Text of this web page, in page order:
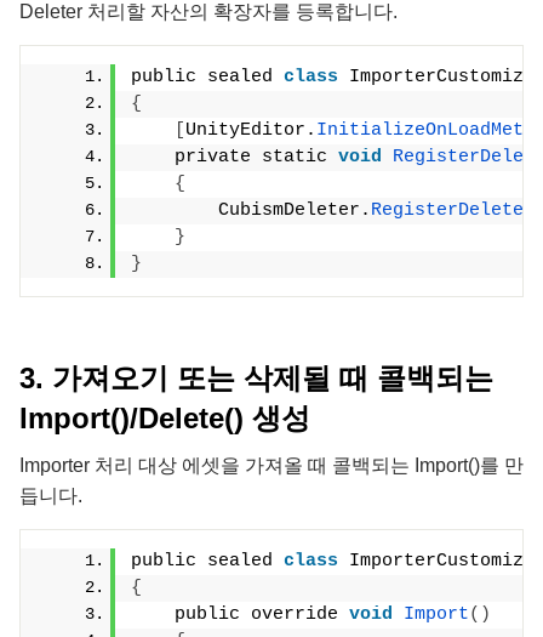
Deleter 처리할 자산의 확장자를 등록합니다.
public sealed class
{
UnityEditor.
    private static
void
{
        CubismDeleter.
RegisterDeleter
}
}
3. 가져오기 또는 삭제될 때 콜백되는
Import()/Delete() 생성
Importer 처리 대상 에셋을 가져올 때 콜백되는 Import()를 만
듭니다.
public sealed class
{
    public override
void Import()